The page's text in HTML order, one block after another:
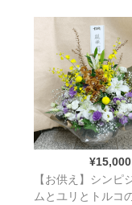
¥15,000
【お供え】シンピ
ムとユリとトルコ